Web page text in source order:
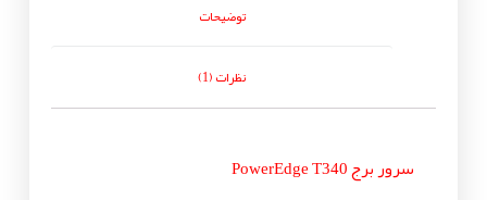
توضیحات
نظرات (1)
سرور برج PowerEdge T340